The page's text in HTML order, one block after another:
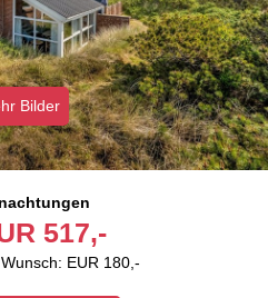
Bilder
517,-
EUR 180,-